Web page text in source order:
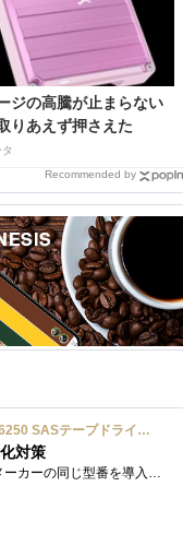
ジの高騰が止まらない
りあえず押さえた
Recommended by
StoreEver LTO6 Ultrium 6250 SASテープドライブ(内蔵型)
対策
接続形式が違うが、同じメーカーの同じ型番を導入しています。製品としてのレビューは下記の方で行っています。いざ使おうとしたときに故障�...